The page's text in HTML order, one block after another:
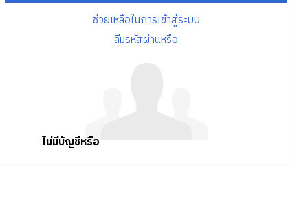
ช่วยเหลือในการเข้าสู่ระบบ
ลืมรหัสผ่านหรือ
ไม่มีบัญชีหรือ